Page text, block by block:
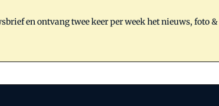
en ontvang twee keer per week het nieuws, foto &